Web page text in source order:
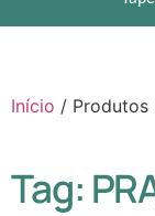
Início / Produtos
Tag: